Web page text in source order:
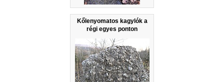
Kőlenyomatos kagylók a
régi egyes ponton